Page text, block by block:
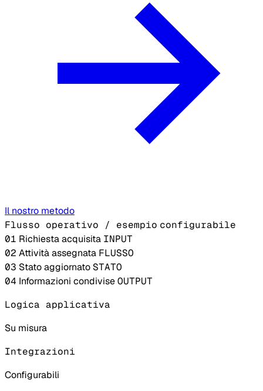
Il nostro metodo
Flusso operativo / esempio configurabile
01 Richiesta acquisita INPUT
02 Attività assegnata FLUSSO
03 Stato aggiornatoSTATO
04 Informazioni condiviseOUTPUT
Logica applicativa
Su misura
Integrazioni
Configurabili